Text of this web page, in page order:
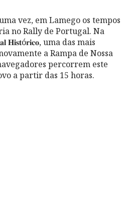
vez, em Lamego os tempos
no Rally de Portugal. Na
uma das mais
a Rampa de Nossa
percorrem este
a partir das 15 horas.